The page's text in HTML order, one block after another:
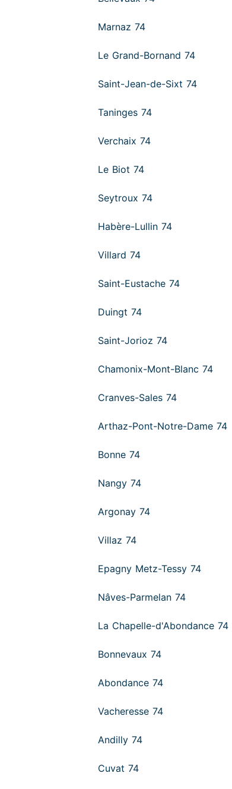
Marnaz 74
Le Grand-Bornand 74
Saint-Jean-de-Sixt 74
Taninges 74
Verchaix 74
Le Biot 74
Seytroux 74
Habère-Lullin 74
Villard 74
Saint-Eustache 74
Duingt 74
Saint-Jorioz 74
Chamonix-Mont-Blanc 74
Cranves-Sales 74
Arthaz-Pont-Notre-Dame 74
Bonne 74
Nangy 74
Argonay 74
Villaz 74
Epagny Metz-Tessy 74
Nâves-Parmelan 74
La Chapelle-d'Abondance 74
Bonnevaux 74
Abondance 74
Vacheresse 74
Andilly 74
Cuvat 74